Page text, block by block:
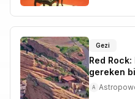
Gezi
Red
gereken
A